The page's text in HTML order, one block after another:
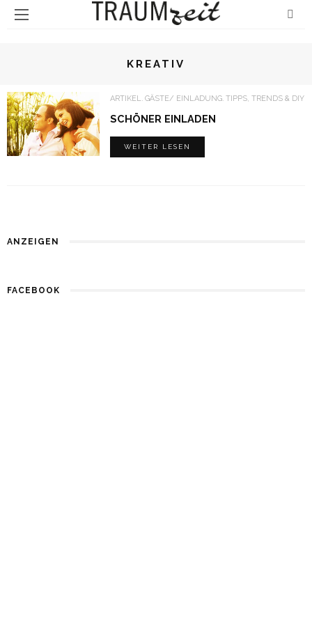
KREATIV
ARTIKEL GÄSTE/ EINLADUNG TIPPS, TRENDS & DIY
SCHÖNER EINLADEN
WEITER LESEN
ANZEIGEN
FACEBOOK